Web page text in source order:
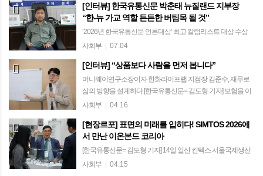
[인터뷰] 한국유통신문 박춘태 뉴질랜드 지부장
“한-뉴 가교 역할 든든한 버팀목 될 것”
‘2026년 한국유통신문 언론대상’ 최고 칼럼리스트 대상 수상
민주평통 유라시아 회의 참석차 방한… 2년 만의 고국 방문에
‘문화적 차이’의 깊은 이해” […
사회부 | 07.04
[인터뷰] “상품보다 사람을 먼저 봅니다”
머니웨이연구소장이자 한화라이프랩 지점장 김준수, 재무로
삶의 방향을 설계하다 [한국유통신문= 김도형 기자] 보험을 이
야기할 때 많은 이들은 먼저 질병을 떠올린다. 암, 뇌, 심장처럼
사회부 | 04.16
[현장르포] 표면의 미래를 입히다! SIMTOS 2026에
서 만난 이온본드 코리아
[한국유통신문= 김도형 기자] 14일 일산 킨텍스 서울국제생산
제조기술전(SIMTOS 2026)의 뜨거운 현장 속, 첨단 표면처리
사회부 | 04.15